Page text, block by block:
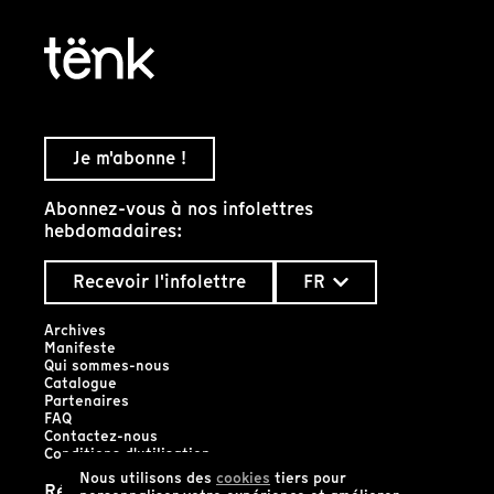
Nous utilisons des cookies tiers pour
Je m'abonne !
Abonnez-vous à nos infolettres
hebdomadaires:
Recevoir l'infolettre
FR
Archives
Manifeste
Qui sommes-nous
Catalogue
Partenaires
FAQ
Contactez-nous
Conditions d'utilisation